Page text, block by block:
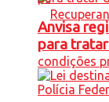
Anvisa
para